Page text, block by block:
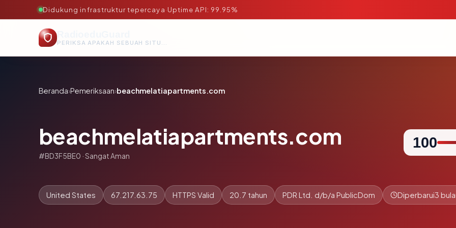
Didukung infrastruktur tepercaya·Uptime API: 99.95%
PERIKSA APAKAH SEBUAH SITUS AMAN, TEPERCAYA, DAN TERVERIFIKASI DALAM HITUNGAN DETIK.
Beranda›Pemeriksaan›beachmelatiapartments.com
beachmelatiapartments.com
#BD3F5BE0 · Sangat Aman
100
United States 67.217.63.75 HTTPS Valid 20.7 tahun PDR Ltd. d/b/a PublicDom Diperbarui3